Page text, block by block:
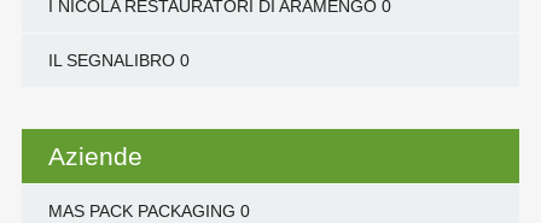
I NICOLA RESTAURATORI DI ARAMENGO0
IL SEGNALIBRO0
Aziende
MAS PACK PACKAGING 0